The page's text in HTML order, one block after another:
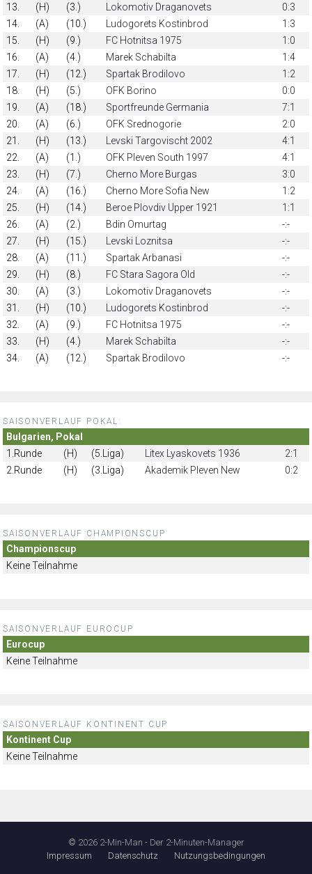
13.
(H) (3.) Lokomotiv Draganovets
0:3
14.
(A) (10.) Ludogorets Kostinbrod
1:3
15.
(H) (9.) FC Hotnitsa 1975
1:0
16.
(A) (4.) Marek Schabilta
1:4
17.
(H) (12.) Spartak Brodilovo
1:2
18.
(H) (5.) OFK Borino
0:0
19.
(A) (18.) Sportfreunde Germania
7:1
20.
(A) (6.) OFK Srednogorie
2:0
21.
(H) (13.) Levski Targovischt 2002
4:1
22.
(A) (1.) OFK Pleven South 1997
4:1
23.
(H) (7.) Cherno More Burgas
3:0
24.
(A) (16.) Cherno More Sofia New
1:2
25.
(H) (14.) Beroe Plovdiv Upper 1921
1:1
26.
(A) (2.) Bdin Omurtag
-:-
27.
(H) (15.) Levski Loznitsa
-:-
28.
(A) (11.) Spartak Arbanasi
-:-
29.
(H) (8.) FC Stara Sagora Old
-:-
30.
(A) (3.) Lokomotiv Draganovets
-:-
31.
(H) (10.) Ludogorets Kostinbrod
-:-
32.
(A) (9.) FC Hotnitsa 1975
-:-
33.
(H) (4.) Marek Schabilta
-:-
34.
(A) (12.) Spartak Brodilovo -:-
SAISONVERLAUF POKAL:
Bulgarien, Pokal
1.Runde
(H) (5.Liga) Litex Lyaskovets 1936
2:1
2.Runde
(H) (3.Liga) Akademik Pleven New 0:2
SAISONVERLAUF CHAMPIONSCUP
Championscup
Keine Teilnahme
SAISONVERLAUF EUROCUP
Eurocup
Keine Teilnahme
SAISONVERLAUF KONTINENT CUP
Kontinent Cup
Keine Teilnahme
© 2026 2-Min-Man - Der 2-Minuten-Manager
Impressum
Datenschutz Nutzungsbedingungen